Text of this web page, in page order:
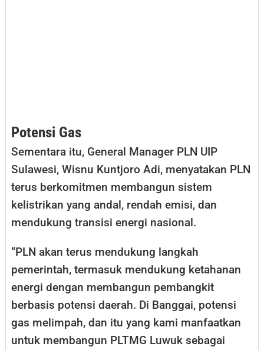
Potensi Gas
Sementara itu, General Manager PLN UIP
Sulawesi, Wisnu Kuntjoro Adi, menyatakan PLN
terus berkomitmen membangun sistem
kelistrikan yang andal, rendah emisi, dan
mendukung transisi energi nasional.
“PLN akan terus mendukung langkah
pemerintah, termasuk mendukung ketahanan
energi dengan membangun pembangkit
berbasis potensi daerah. Di Banggai, potensi
gas melimpah, dan itu yang kami manfaatkan
untuk membangun PLTMG Luwuk sebagai